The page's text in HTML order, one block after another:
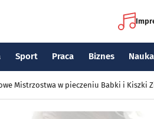
Sport Praca Biznes Nauka
Mistrzostwa w pieczeniu Babki i Kiszki